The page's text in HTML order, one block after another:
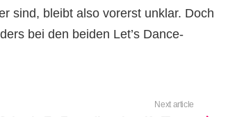
sind, bleibt also vorerst unklar. Doch
bei den beiden Let’s Dance-
Next article